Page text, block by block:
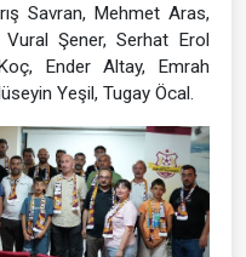
Savran, Mehmet Aras,
Vural Şener, Serhat Erol
Ender Altay, Emrah
Yeşil, Tugay Öcal.